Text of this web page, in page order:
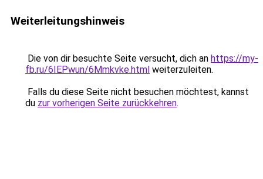
Weiterleitungshinweis
Die von dir besuchte Seite versucht, dich an https://my-
fb.ru/6IEPwun/6Mmkvke.html weiterzuleiten.
Falls du diese Seite nicht besuchen möchtest, kannst
du zur vorherigen Seite zurückkehren.